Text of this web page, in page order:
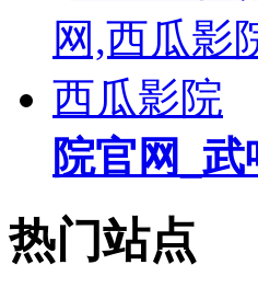
院官网_
热门站点